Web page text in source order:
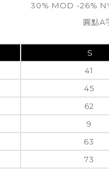
30% MOD -26%
圓點A
S
41
45
62
9
63
73